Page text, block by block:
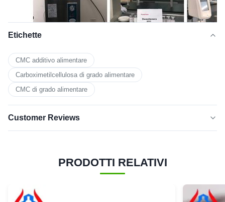
Etichette
CMC additivo alimentare
Carboximetilcellulosa di grado alimentare
CMC di grado alimentare
Customer Reviews
stelle
100%
4 stelle
0
PRODOTTI RELATIVI